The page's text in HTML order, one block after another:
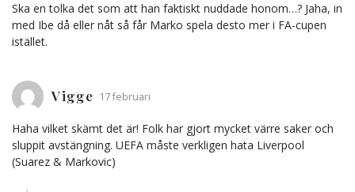
Ska en tolka det som att han faktiskt nuddade honom…? Jaha, in
med Ibe då eller nåt så får Marko spela desto mer i FA-cupen
istället.
Vigge 17 februari
Haha vilket skämt det är! Folk har gjort mycket värre saker och
sluppit avstängning. UEFA måste verkligen hata Liverpool
(Suarez & Markovic)